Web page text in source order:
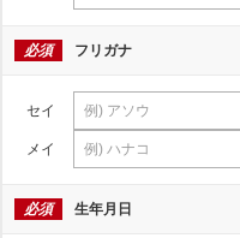
必須 フリガナ
セイ
メイ
必須 生年月日